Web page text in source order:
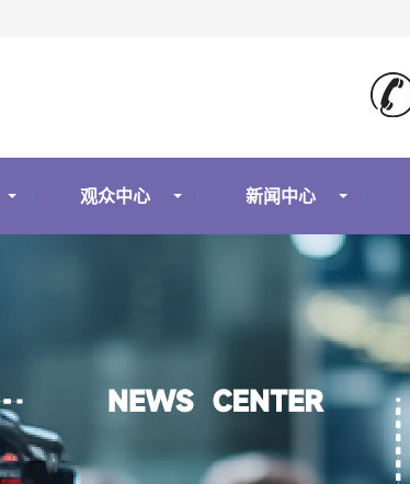
观众中心 新闻中心